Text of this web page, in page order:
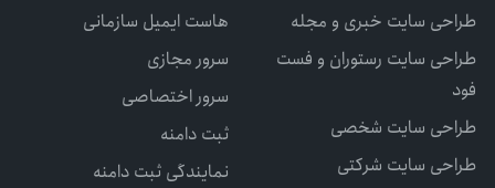
طراحی سایت خبری و مجله
طراحی سایت رستوران و فست
فود
طراحی سایت شخصی
طراحی سایت شرکتی
هاست ایمیل سازمانی
سرور مجازی
سرور اختصاصی
ثبت دامنه
نمایندگی ثبت دامنه